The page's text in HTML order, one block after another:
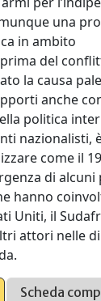
una
in ambito
del
la causa
anche
politica
nazionalisti,
come il
di alcuni
hanno
Uniti, il
attori nelle
Scheda